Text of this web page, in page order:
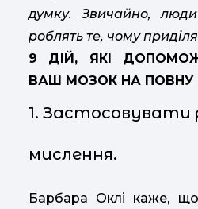
думку. Звичайно,
роблять те, чому
9 ДІЙ, ЯКІ
ВАШ МОЗОК НА ПОВНУ
1. Застосовувати
мислення.
Барбара Оклі каже,